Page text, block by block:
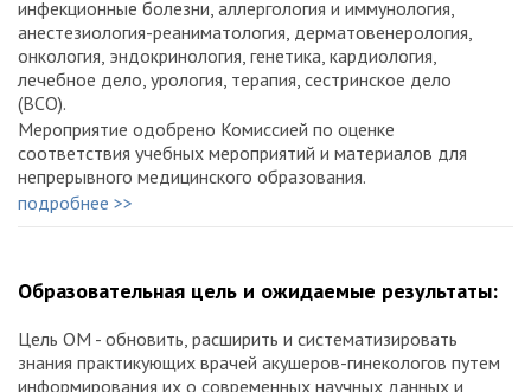
инфекционные болезни, аллергология и иммунология,
анестезиология-реаниматология, дерматовенерология,
онкология, эндокринология, генетика, кардиология,
лечебное дело, урология, терапия, сестринское дело
(ВСО).
Мероприятие одобрено Комиссией по оценке
соответствия учебных мероприятий и материалов для
непрерывного медицинского образования.
подробнее >>
Образовательная цель и ожидаемые результаты:
Цель ОМ - обновить, расширить и систематизировать
знания практикующих врачей акушеров-гинекологов путем
информирования их о современных научных данных и